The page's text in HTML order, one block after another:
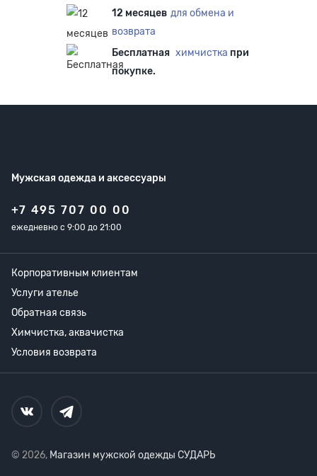
12 месяцев для обмена и
возврата
Бесплатная химчистка при
покупке.
Мужская одежда и аксессуары
+7 495 707 00 00
ежедневно с 9:00 до 21:00
Корпоративным клиентам
Услуги ателье
Обратная связь
Химчистка, аквачистка
Условия возврата
© 2026, Магазин мужской одежды СУДАРЬ